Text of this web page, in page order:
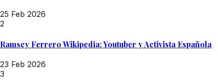
25 Feb 2026
2
Ramsey Ferrero Wikipedia: Youtuber y Activista Española
23 Feb 2026
3